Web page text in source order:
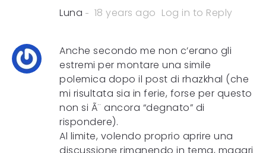
Luna
18 years ago Log in to Reply
Anche secondo me non c’erano gli
estremi per montare una simile
polemica dopo il post di rhazkhal (che
mi risultata sia in ferie, forse per questo
non si Ã¨ ancora “degnato” di
rispondere).
Al limite, volendo proprio aprire una
discussione rimanendo in tema, magari